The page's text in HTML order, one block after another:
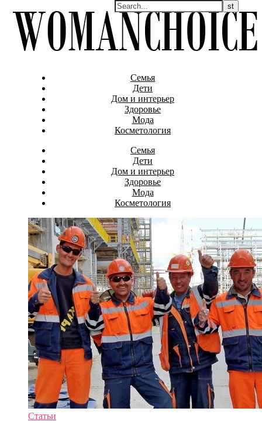
Семья
Дети
Дом и интерьер
Здоровье
Мода
Косметология
Семья
Дети
Дом и интерьер
Здоровье
Мода
Косметология
Статьи